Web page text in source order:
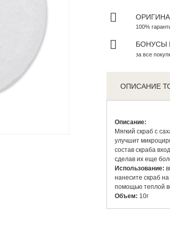
100%
БОНУСЫ
за все
ОПИСАНИЕ
Описание:
Мягкий скраб с
улучшит
состав скраба
сделав их еще
Использование:
нанесите скраб
помощью теплой
Объем: 10г